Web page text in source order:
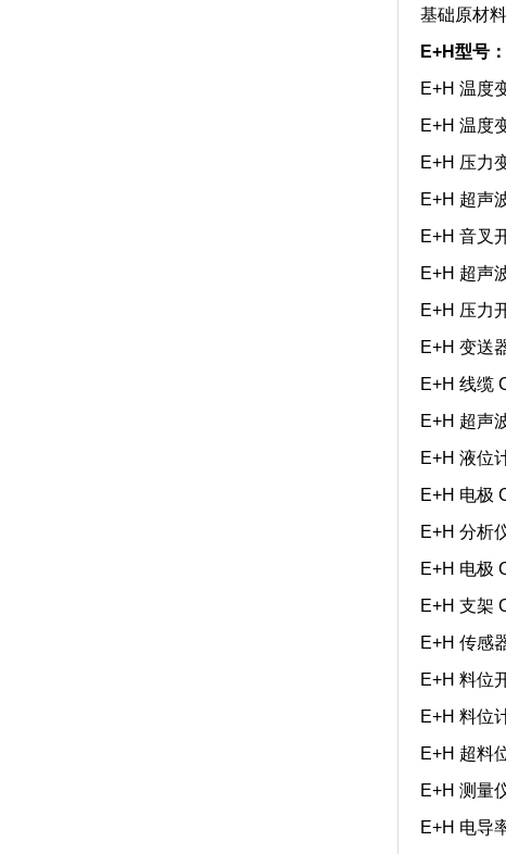
基础原材
E+H型号：
E+H 温度
E+H 温度
E+H 压力
E+H 超声
E+H 音叉
E+H 超声
E+H 压力
E+H 变送
E+H 线缆
E+H 超声
E+H 液位
E+H 电极
E+H 分析
E+H 电极
E+H 支架
E+H 传感
E+H 料位
E+H 料位
E+H 超料
E+H 测量
E+H 电导